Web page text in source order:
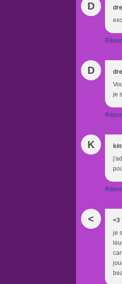
D
D
je
K
< <3
je